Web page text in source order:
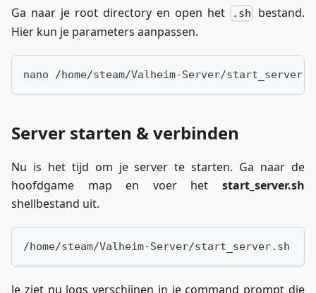
Ga naar je root directory en open het .sh
bestand.
Hier kun je parameters aanpassen.
nano /home/steam/Valheim-Server/
Server starten & verbinden
Nu is het tijd om je server te starten. Ga naar de
hoofdgame map en voer het start_server.sh
shellbestand uit.
/home/steam/Valheim-Server/start_server.sh
Je ziet nu logs verschijnen in je command prompt die